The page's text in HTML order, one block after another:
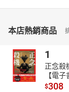
本店熱銷商品
1
正念殺
【電子
$308